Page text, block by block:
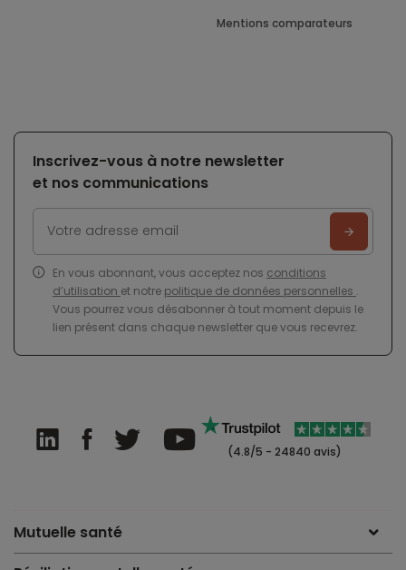
Mentions comparateurs
Inscrivez-vous à notre newsletter
et nos communications
En vous abonnant, vous acceptez nos conditions
d’utilisation et notre politique de données personnelles .
Vous pourrez vous désabonner à tout moment depuis le
lien présent dans chaque newsletter que vous recevrez.
(4.8/5 - 24840 avis)
Mutuelle santé